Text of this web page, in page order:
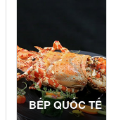
BẾP QUỐC TẾ